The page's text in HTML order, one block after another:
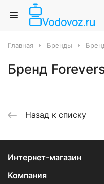
Главная Бренды
Бренд
Назад к списку
Интернет-магазин
Компания